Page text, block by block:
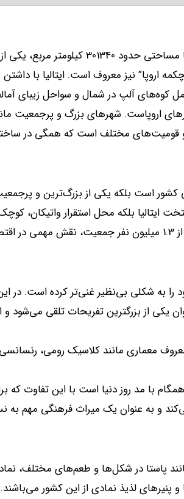
مساحتی حدود
کیلومتر مربع، یکی
اروپا”نیز معروف است. ایتالیا با
کوه‌های آلپ در شمال و سواحل زیبای
اروپاست. شهرهای بزرگ و پرجمعیت
و قومیت‌های مختلف است که همگی در
کشور است بلکه یکی از بزرگ‌ترین و
ایتالیا بلکه محل استقرار
میلیون نفر جمعیت، نقش مهمی در
را به شکلی بی‌نظیر غنی‌تر کرده است. در
یکی از بزرگترین تفریحات تلقی می‌شود و
معماری مانند کلاسیک رومی،
با مد روز دنیا است با این تفاوت که
و به عنوان یک میراث فرهنگی مهم
پاستا در شکل‌ها و طعم‌های مختلف،
پنیرهای لذیذ نمادی از این کشور می‌باشند.